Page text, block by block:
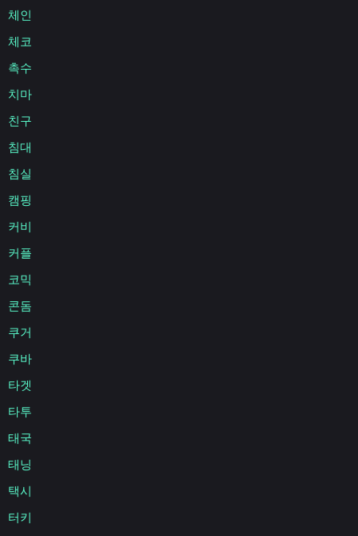
체인
체코
촉수
치마
친구
침대
침실
캠핑
커비
커플
코믹
콘돔
쿠거
쿠바
타겟
타투
태국
태닝
택시
터키